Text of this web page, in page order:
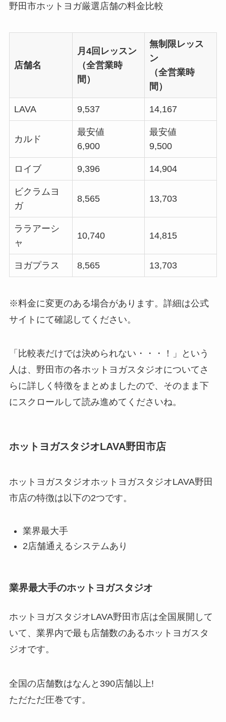
野田市ホットヨガ厳選店舗の料金比較
店舗名
月4回レッスン
（全営業時
間）
無制限レッス
ン
（全営業時
間）
LAVA 9,537 14,167
カルド
最安値
6,900
最安値
9,500
ロイブ 9,396 14,904
ビクラムヨ
ガ
8,565 13,703
ララアーシ
ャ
10,740 14,815
ヨガプラス 8,565 13,703
※料金に変更のある場合があります。詳細は公式
サイトにて確認してください。
「比較表だけでは決められない・・・！」という
人は、野田市の各ホットヨガスタジオについてさ
らに詳しく特徴をまとめましたので、そのまま下
にスクロールして読み進めてくださいね。
ホットヨガスタジオLAVA野田市店
ホットヨガスタジオホットヨガスタジオLAVA野田
市店の特徴は以下の2つです。
業界最大手
2店舗通えるシステムあり
業界最大手のホットヨガスタジオ
ホットヨガスタジオLAVA野田市店は全国展開して
いて、業界内で最も店舗数のあるホットヨガスタ
ジオです。
全国の店舗数はなんと 390店舗以上!
ただただ圧巻です。